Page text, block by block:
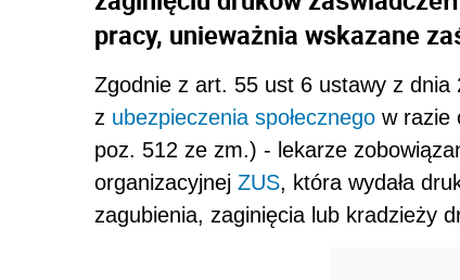
pracy, unieważnia wskazane
Zgodnie z art. 55 ust 6 ustawy z dnia
z ubezpieczenia społecznego w razie
poz. 512 ze zm.) - lekarze
organizacyjnej ZUS, która wydała
zagubienia, zaginięcia lub kradzieży